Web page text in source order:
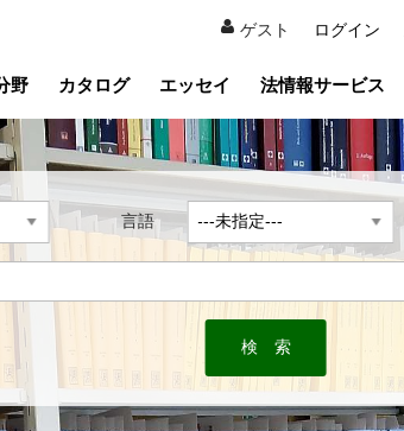
ゲスト ログイン
野 カタログ エッセイ 法情報サービス
言語